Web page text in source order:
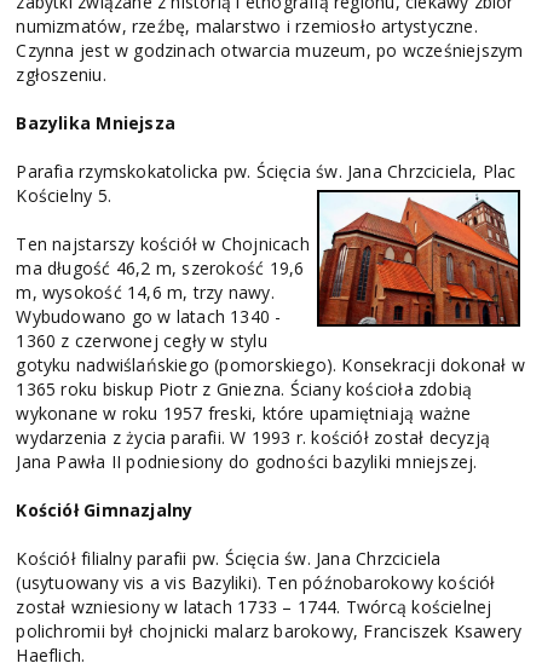
numizmatów, rzeźbę, malarstwo i rzemiosło artystyczne.
Czynna jest w godzinach otwarcia muzeum, po wcześniejszym
zgłoszeniu.
Bazylika Mniejsza
Parafia rzymskokatolicka pw. Ścięcia św. Jana Chrzciciela, Plac
Kościelny 5.
Ten najstarszy kościół w Chojnicach
ma długość 46,2 m, szerokość 19,6
m, wysokość 14,6 m, trzy nawy.
Wybudowano go w latach 1340 -
1360 z czerwonej cegły w stylu
gotyku nadwiślańskiego (pomorskiego). Konsekracji dokonał w
1365 roku biskup Piotr z Gniezna. Ściany kościoła zdobią
wykonane w roku 1957 freski, które upamiętniają ważne
wydarzenia z życia parafii. W 1993 r. kościół został decyzją
Jana Pawła II podniesiony do godności bazyliki mniejszej.
Kościół Gimnazjalny
Kościół filialny parafii pw. Ścięcia św. Jana Chrzciciela
(usytuowany vis a vis Bazyliki). Ten późnobarokowy kościół
został wzniesiony w latach 1733 – 1744. Twórcą kościelnej
polichromii był chojnicki malarz barokowy, Franciszek Ksawery
Haeflich.